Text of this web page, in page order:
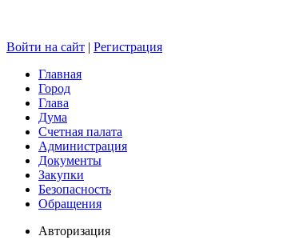
Войти на сайт | Регистрация
Главная
Город
Глава
Дума
Счетная палата
Администрация
Документы
Закупки
Безопасность
Обращения
Авторизация